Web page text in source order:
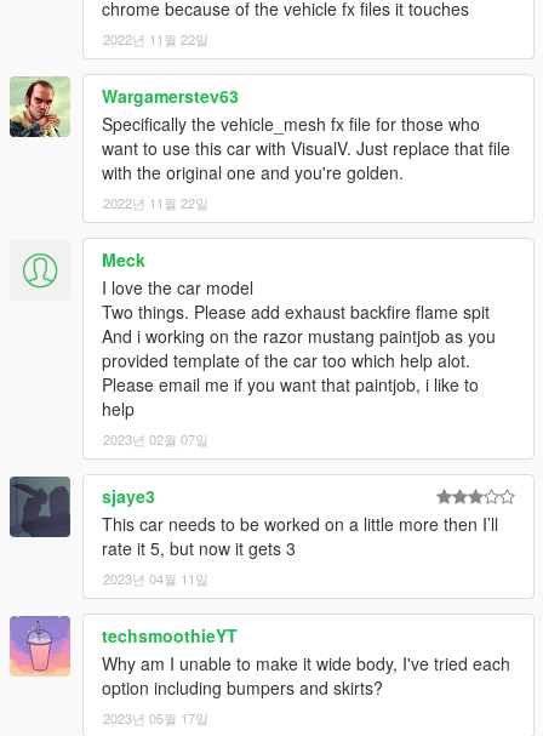
chrome because of the vehicle fx files it touches
2022년 11월 22일
Wargamerstev63
Specifically the vehicle_mesh fx file for those who
want to use this car with VisualV. Just replace that file
with the original one and you're golden.
2022년 11월 22일
Meck
I love the car model
Two things. Please add exhaust backfire flame spit
And i working on the razor mustang paintjob as you
provided template of the car too which help alot.
Please email me if you want that paintjob, i like to
help
2023년 02월 07일
sjaye3
This car needs to be worked on a little more then I’ll
rate it 5, but now it gets 3
2023년 04월 11일
techsmoothieYT
Why am I unable to make it wide body, I've tried each
option including bumpers and skirts?
2023년 05월 17일